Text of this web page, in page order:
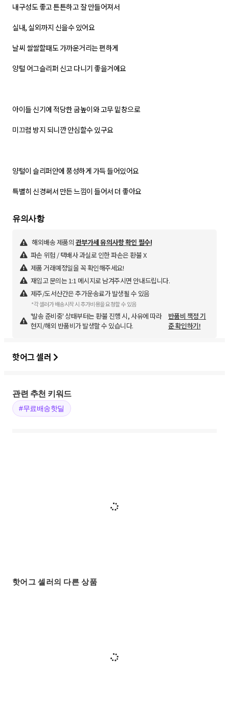
내구성도 좋고 튼튼하고 잘 만들어져서
실내, 실외까지 신을수 있어요
날씨 쌀쌀할때도 가까운거리는 편하게
양털 어그슬리퍼 신고 다니기 좋을거에요
아이들 신기에 적당한 굽높이와 고무 밑창으로
미끄럼 방지 되니깐 안심할수 있구요
양털이 슬리퍼안에 풍성하게 가득 들어있어요
특별히 신경써서 만든 느낌이 들어서 더 좋아요
유의사항
해외배송 제품의 관부가세 유의사항 확인 필수!
파손 위험 / 택배사 과실로 인한 파손은 환불 X
제품 거래예정일을 꼭 확인해주세요!
재입고 문의는 1:1 메시지로 남겨주시면 안내드립니다.
제주/도서산간은 추가운송료가 발생될 수 있음
*각 셀러가 배송시작 시 추가비용을 요청할 수 있음
'발송 준비중' 상태부터는 환불 진행 시, 사유에 따라
현지/해외 반품비가 발생할 수 있습니다.
반품비 책정 기
준 확인하기!
핫어그 셀러
관련 추천 키워드
#무료배송핫딜
핫어그 셀러의 다른 상품